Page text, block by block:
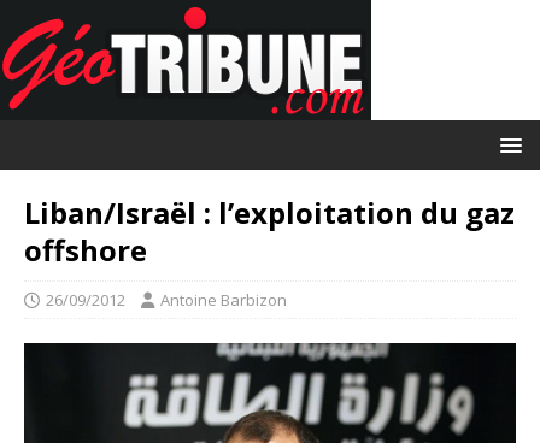
Liban/Israël : l’exploitation du gaz
offshore
26/09/2012 Antoine Barbizon